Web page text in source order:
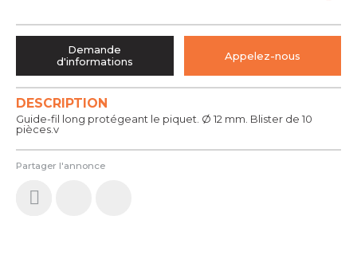
Partager l'annonce
DESCRIPTION
Guide-fil long protégeant le piquet. Ø 12 mm. Blister de 10
pièces.v
Demande
d'informations
Appelez-nous